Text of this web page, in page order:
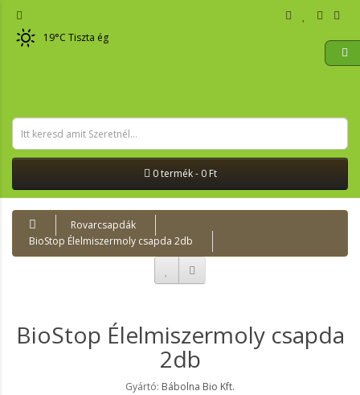
19°C Tiszta ég
0 termék - 0 Ft
Rovarcsapdák
BioStop Élelmiszermoly csapda 2db
BioStop Élelmiszermoly csapda
2db
Gyártó: Bábolna Bio Kft.